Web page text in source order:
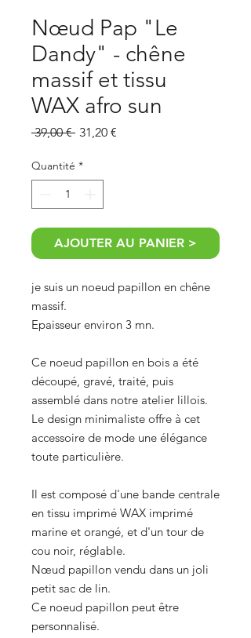
Nœud Pap "Le
Dandy" - chêne
massif et tissu
WAX afro sun
39,00 € Prix
31,20 €
Quantité *
AJOUTER AU PANIER >
je suis un noeud papillon en chêne
massif.
Epaisseur environ 3 mn.
Ce noeud papillon en bois a été
découpé, gravé, traité, puis
assemblé dans notre atelier lillois.
Le design minimaliste offre à cet
accessoire de mode une élégance
toute particulière.
Il est composé d'une bande centrale
en tissu imprimé WAX imprimé
marine et orangé, et d'un tour de
cou noir, réglable.
Nœud papillon vendu dans un joli
petit sac de lin.
Ce noeud papillon peut être
personnalisé.